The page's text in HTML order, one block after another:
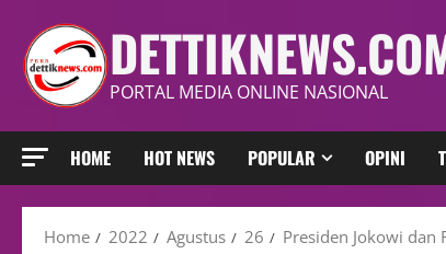
PORTAL MEDIA ONLINE NASIONAL
HOME HOT NEWS POPULAR OPINI
Home 2022 Agustus 26 Presiden Jokowi dan